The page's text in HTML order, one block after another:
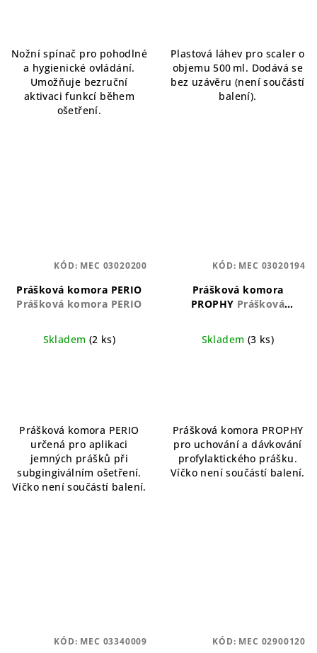
Nožní spínač pro pohodlné
a hygienické ovládání.
Umožňuje bezruční
aktivaci funkcí během
ošetření.
Plastová láhev pro scaler o
objemu 500 ml. Dodává se
bez uzávěru (není součástí
balení).
Prášková komora PERIO
Prášková komora PERIO
Skladem (2 ks)
Prášková komora PERIO
určená pro aplikaci
jemných prášků při
subgingiválním ošetření.
Víčko není součástí balení.
KÓD: MEC 03020200
Prášková komora
PROPHY Prášková
Skladem (3 ks)
Prášková komora PROPHY
pro uchování a dávkování
profylaktického prášku.
Víčko není součástí balení.
KÓD: MEC 03020194
KÓD: MEC 03340009 KÓD: MEC 02900120